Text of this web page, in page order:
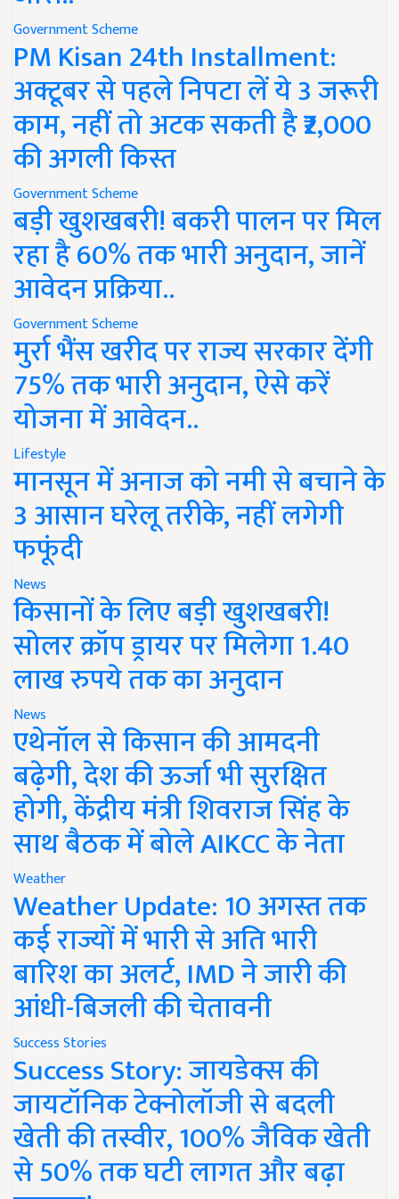
Government Scheme
PM Kisan 24th Installment:
अक्टूबर से पहले निपटा लें ये 3 जरूरी
काम, नहीं तो अटक सकती है ₹2,000
की अगली किस्त
Government Scheme
बड़ी खुशखबरी! बकरी पालन पर मिल
रहा है 60% तक भारी अनुदान, जानें
आवेदन प्रक्रिया..
Government Scheme
मुर्रा भैंस खरीद पर राज्य सरकार देंगी
75% तक भारी अनुदान, ऐसे करें
योजना में आवेदन..
Lifestyle
मानसून में अनाज को नमी से बचाने के
3 आसान घरेलू तरीके, नहीं लगेगी
फफूंदी
News
किसानों के लिए बड़ी खुशखबरी!
सोलर क्रॉप ड्रायर पर मिलेगा 1.40
लाख रुपये तक का अनुदान
News
एथेनॉल से किसान की आमदनी
बढ़ेगी, देश की ऊर्जा भी सुरक्षित
होगी, केंद्रीय मंत्री शिवराज सिंह के
साथ बैठक में बोले AIKCC के नेता
Weather
Weather Update: 10 अगस्त तक
कई राज्यों में भारी से अति भारी
बारिश का अलर्ट, IMD ने जारी की
आंधी-बिजली की चेतावनी
Success Stories
Success Story: जायडेक्स की
जायटॉनिक टेक्नोलॉजी से बदली
खेती की तस्वीर, 100% जैविक खेती
से 50% तक घटी लागत और बढ़ा